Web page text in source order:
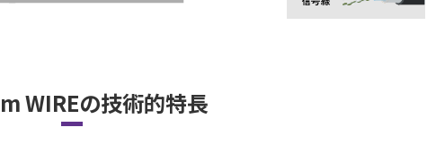
WIREの技術的特長